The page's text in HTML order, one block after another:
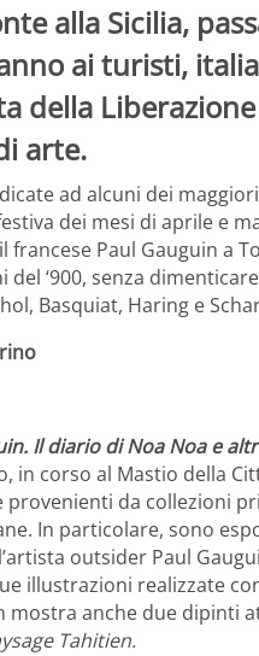
alla Sicilia,
ai turisti,
della
arte.
ad alcuni dei
dei mesi di aprile e
francese Paul Gauguin a
del ‘900, senza
Basquiat, Haring e
Il diario di Noa Noa e
in corso al Mastio della
provenienti da collezioni
In particolare, sono
outsider Paul
illustrazioni realizzate
mostra anche due dipinti
Tahitien.